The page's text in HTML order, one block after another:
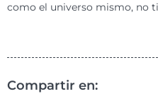
como el universo mismo, no
Compartir en: